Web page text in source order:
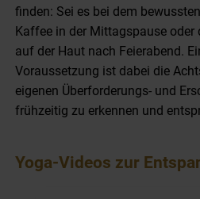
finden: Sei es bei dem
Kaffee in der Mittagspause oder
auf der Haut nach Feierabend.
Voraussetzung ist dabei die
eigenen Überforderungs- und
frühzeitig zu erkennen und
Yoga-Videos zur